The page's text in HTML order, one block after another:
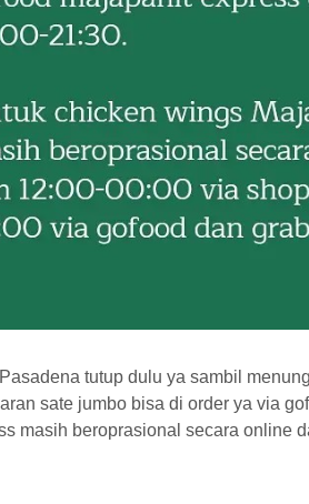
tutup dulu ya sambil
sate jumbo bisa di order ya via
masih beroprasional secara online